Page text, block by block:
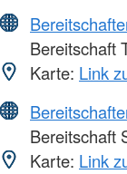
Bereitschaft
Karte: Link
Bereitschaft
Karte: Link